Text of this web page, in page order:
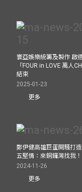
寰亞娛樂統籌及製作 啟
「FOUR in LOVE 萬人
結束
2025-01-23
更多
鄭伊健高雄巨蛋開騷打
五堅情：來銅鑼灣找我！
2024-11-26
更多